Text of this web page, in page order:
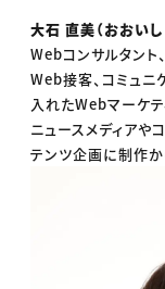
大石 直美（おおい
Webコンサルタント
Web接客、コミュニ
入れたWebマーケテ
ニュースメディアや
テンツ企画に制作か